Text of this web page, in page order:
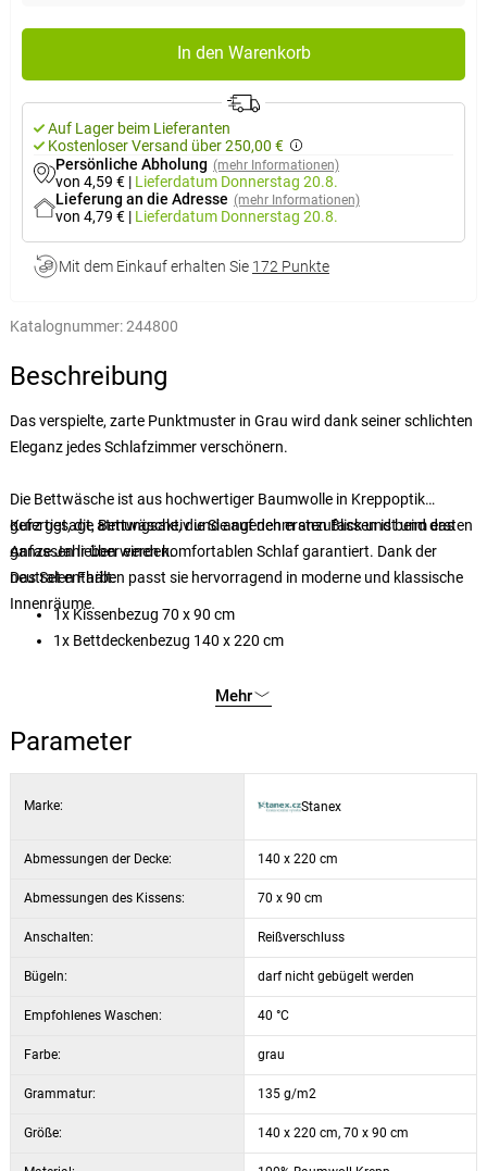
In den Warenkorb
Auf Lager beim Lieferanten
Kostenloser Versand über 250,00 €
Persönliche Abholung (mehr Informationen)
von 4,59 € | Lieferdatum Donnerstag 20.8.
Lieferung an die Adresse (mehr Informationen)
von 4,79 € | Lieferdatum Donnerstag 20.8.
Mit dem Einkauf erhalten Sie 172 Punkte
Katalognummer:244800
Beschreibung
Das verspielte, zarte Punktmuster in Grau wird dank seiner schlichten
Eleganz jedes Schlafzimmer verschönern.
Die Bettwäsche ist aus hochwertiger Baumwolle in Kreppoptik
gefertigt, die atmungsaktiv und angenehm anzufassen ist und das
ganze Jahr über einen komfortablen Schlaf garantiert. Dank der
neutralen Farben passt sie hervorragend in moderne und klassische
Innenräume.
Kurz gesagt, Bettwäsche, die Sie auf den ersten Blick und beim ersten
Anfassen lieben werden.
Das Set enthält:
1x Kissenbezug 70 x 90 cm
1x Bettdeckenbezug 140 x 220 cm
Mehr
Parameter
Marke: Stanex
Abmessungen der Decke: 140 x 220 cm
Abmessungen des Kissens: 70 x 90 cm
Anschalten: Reißverschluss
Bügeln: darf nicht gebügelt werden
Empfohlenes Waschen: 40 °C
Farbe: grau
Grammatur: 135 g/m2
Größe: 140 x 220 cm, 70 x 90 cm